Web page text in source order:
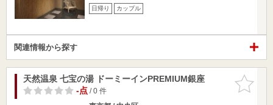
日帰り カップル
関連情報から探す
お気に入
りに追加
天然温泉 七宝の湯 ドーミーインPREMIUM銀座
-点/ 0 件